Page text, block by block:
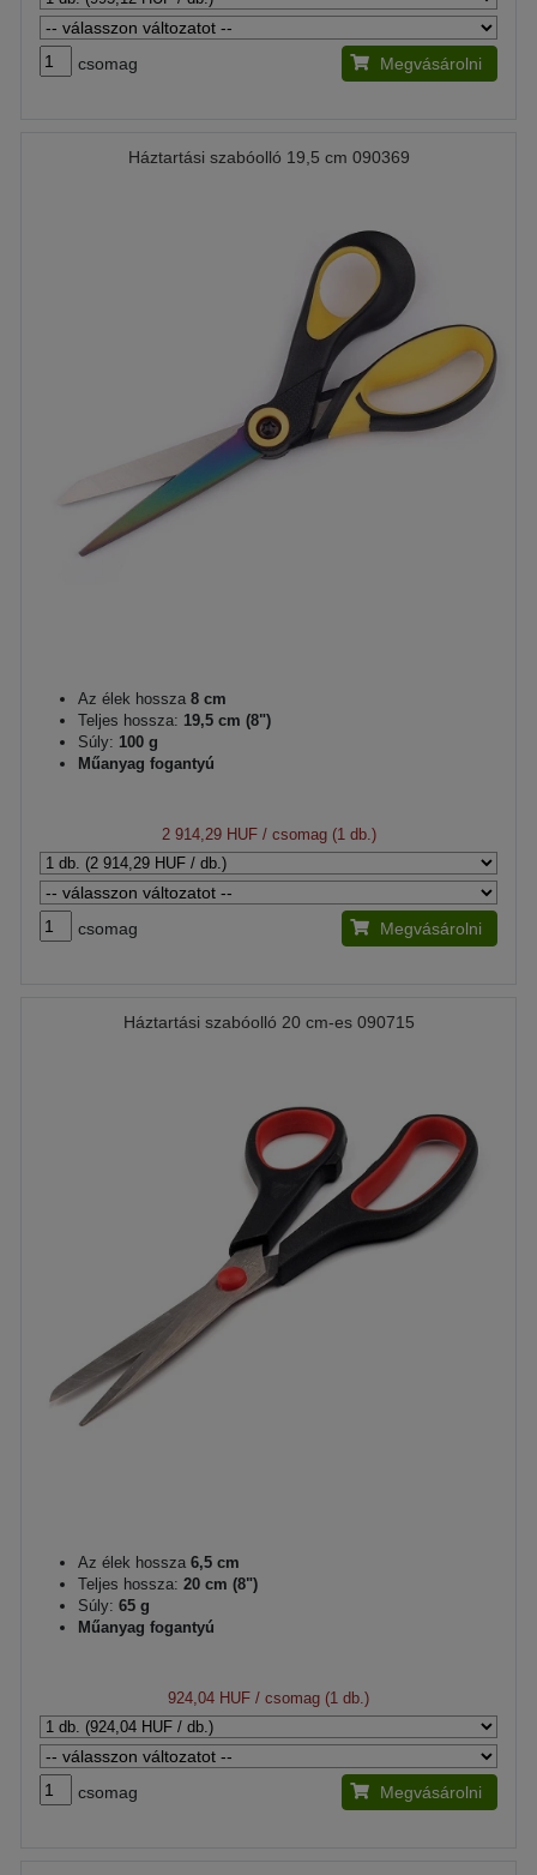
csomag Megvásárolni
Háztartási szabóolló 19,5 cm 090369
Az élek hossza 8 cm
Teljes hossza: 19,5 cm (8")
Súly: 100 g
Műanyag fogantyú
2 914,29 HUF/ csomag (1 db.)
csomag Megvásárolni
Háztartási szabóolló 20 cm-es 090715
Az élek hossza 6,5 cm
Teljes hossza: 20 cm (8")
Súly: 65 g
Műanyag fogantyú
924,04 HUF / csomag (1 db.)
csomag Megvásárolni